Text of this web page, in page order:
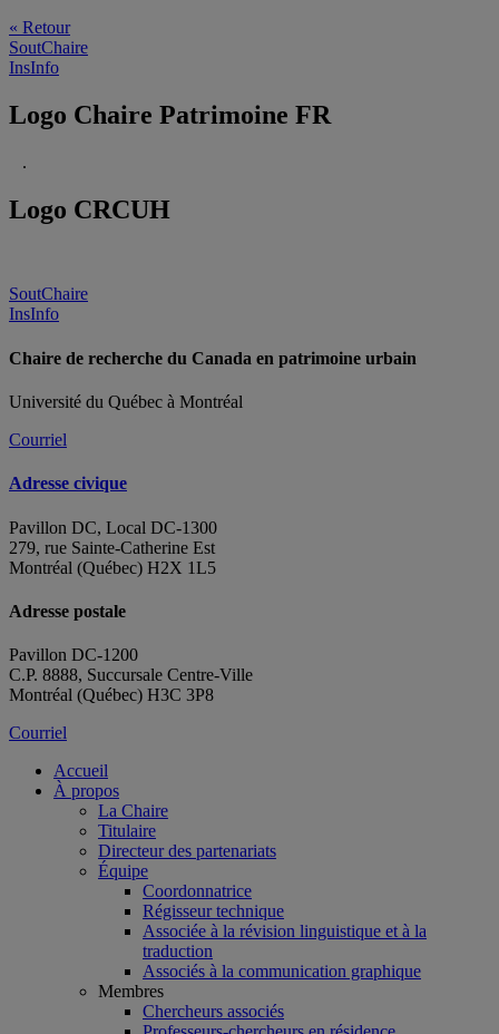
« Retour
SoutChaire
InsInfo
Logo Chaire Patrimoine FR
.
Logo CRCUH
SoutChaire
InsInfo
Chaire de recherche du Canada en patrimoine urbain
Université du Québec à Montréal
Courriel
Adresse civique
Pavillon DC, Local DC-1300
279, rue Sainte-Catherine Est
Montréal (Québec) H2X 1L5
Adresse postale
Pavillon DC-1200
C.P. 8888, Succursale Centre-Ville
Montréal (Québec) H3C 3P8
Courriel
Accueil
À propos
La Chaire
Titulaire
Directeur des partenariats
Équipe
Coordonnatrice
Régisseur technique
Associée à la révision linguistique et à la
traduction
Associés à la communication graphique
Membres
Chercheurs associés